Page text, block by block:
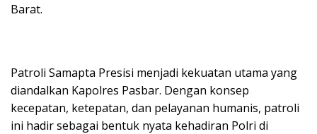
Barat.
Patroli Samapta Presisi menjadi kekuatan utama yang
diandalkan Kapolres Pasbar. Dengan konsep
kecepatan, ketepatan, dan pelayanan humanis, patroli
ini hadir sebagai bentuk nyata kehadiran Polri di